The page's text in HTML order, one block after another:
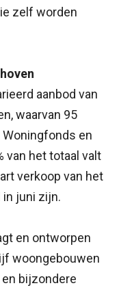
zelf worden
aanbod van
waarvan 95
en
van het totaal valt
verkoop van het
in juni zijn.
en ontworpen
woongebouwen
bijzondere